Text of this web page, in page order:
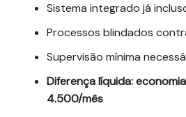
Sistema integrado já
Processos blindados
Supervisão mínima
Diferença líquida:
4.500/mês